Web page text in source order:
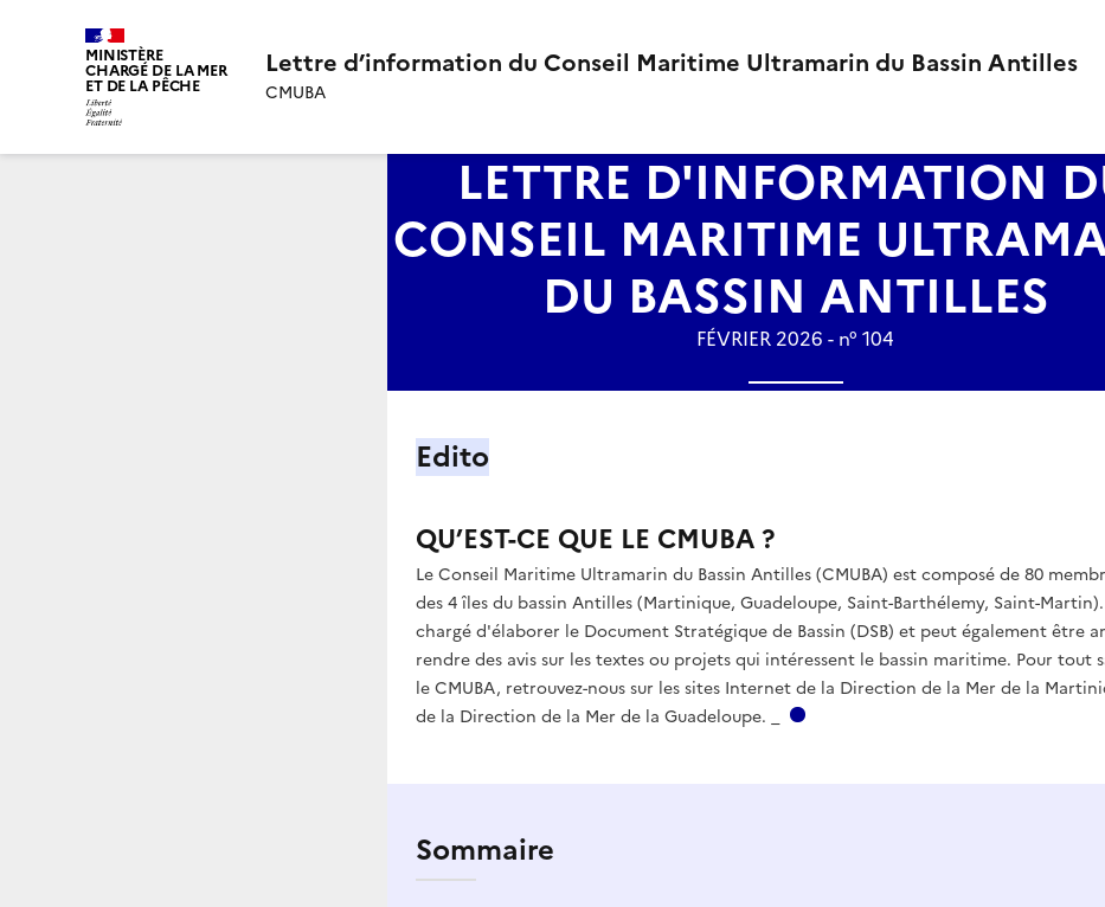
MINISTÈRE
CHARGÉ DE LA MER
ET DE LA PÊCHE
Lettre d’information du Conseil Maritime Ultramarin du Bassin Antilles
CMUBA
LETTRE D'INFORMATION
CONSEIL MARITIME
DU BASSIN ANTILLES
FÉVRIER 2026 - n° 104
Edito
QU’EST-CE QUE LE CMUBA ?
Le Conseil Maritime Ultramarin du Bassin Antilles (CMUBA) est composé de 80
des 4 îles du bassin Antilles (Martinique, Guadeloupe, Saint-Barthélemy, Saint-
chargé d'élaborer le Document Stratégique de Bassin (DSB) et peut également être
rendre des avis sur les textes ou projets qui intéressent le bassin maritime. Pour tout
le CMUBA, retrouvez-nous sur les sites Internet de la Direction de la Mer de la
de la Direction de la Mer de la Guadeloupe. _
Sommaire